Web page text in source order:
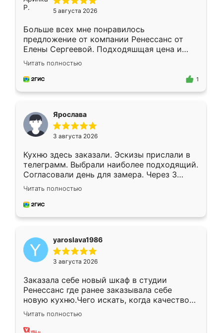
5 августа 2026
Больше всех мне понравилось
предложение от компании Ренессанс от
Елены Сергеевой. Подходяшщая цена и
короткие сроки изготовления. Приехавший
для замера сотрудник Владислав
предложил по моему эскизу самый
Читать полностью
1
Ярослава
3 августа 2026
Кухню здесь заказали. Эскизы прислали в
телеграмм. Выбрали наиболее подходящий.
Согласовали день для замера. Через 3
недели кухня была уже готова. Остались
довольны работой. Спасибо Ренессанс
мебель за качественную работу!
Читать полностью
yaroslava1986
3 августа 2026
Заказала себе новый шкаф в студии
Ренессанс где ранее заказывала себе
новую кухню.Чего искать, когда качеством
вполне довольна. Служит кухня уже почти
два года, нареканий нет.
Читать полностью